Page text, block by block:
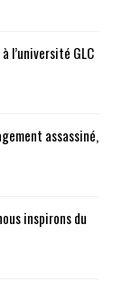
l’université GLC
assassiné,
inspirons du